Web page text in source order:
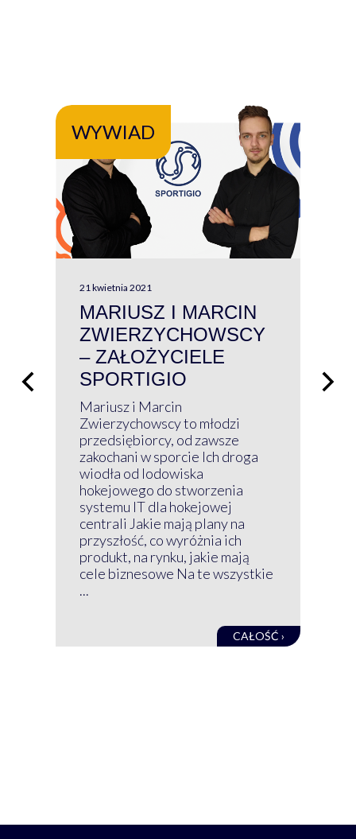
WYWIAD
21 kwietnia 2021
MARIUSZ I MARCIN
ZWIERZYCHOWSCY
– ZAŁOŻYCIELE
SPORTIGIO
Mariusz i Marcin
Zwierzychowscy to młodzi
przedsiębiorcy, od zawsze
zakochani w sporcie Ich droga
wiodła od lodowiska
hokejowego do stworzenia
systemu IT dla hokejowej
centrali Jakie mają plany na
przyszłość, co wyróżnia ich
produkt, na rynku, jakie mają
cele biznesowe Na te wszystkie
...
CAŁOŚĆ ›